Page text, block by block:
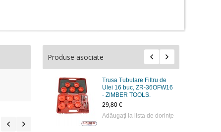
Produse asociate
Trusa Tubulare Filtru de
Ulei 16 buc, ZR-36OFW16
- ZIMBER TOOLS.
29,80 €
Adăugaţi la lista de dorinţe